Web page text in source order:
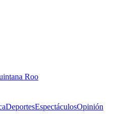
Roo
DeportesEspectáculosOpinión